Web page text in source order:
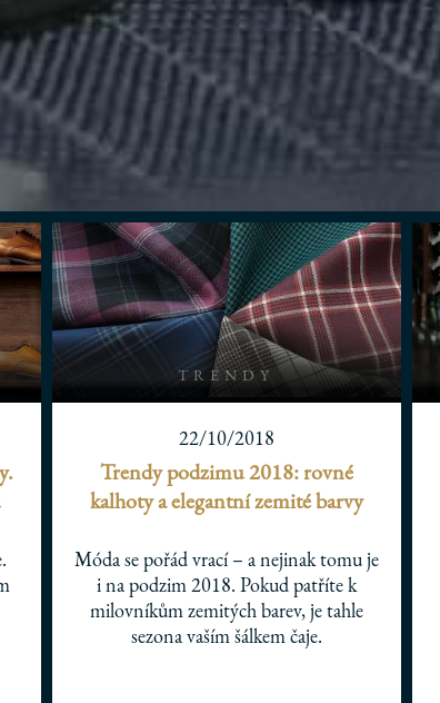
TRENDY
22/10/2018
Trendy podzimu 2018: rovné
kalhoty a elegantní zemité barvy
Móda se pořád vrací – a nejinak tomu je
i na podzim 2018. Pokud patříte k
milovníkům zemitých barev, je tahle
sezona vaším šálkem čaje.